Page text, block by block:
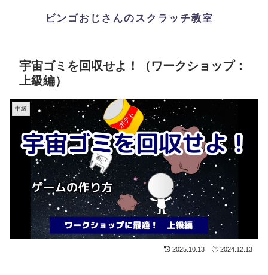
宇宙ゴミを回収せよ！（ワークショップ：
上級編）
中級
2025.10.13 2024.12.13